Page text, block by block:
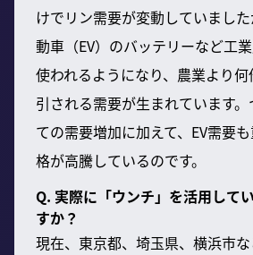
けでリン需要が変動していまし
動車（EV）のバッテリーなど工
使われるようになり、農業より
引される需要が生まれています
ての需要増加に加えて、EV需要
格が高騰しているのです。
Q. 実際に「ウンチ」を活用して
すか？
現在、東京都、埼玉県、横浜市